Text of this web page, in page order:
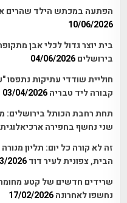
הפתעה במכתש הילד שהרים אבן
10/06/2026
בית יוצר גדול לכלי אבן
בירושלים 04/06/2026
חוליית שודדי עתיקות
קבורה ליד טבריה 03/04/2026
תחת רחבת הכותל בירושלים:
שני נחשף בחפירה ארכיאלוגית
זה לא קורה כל יום: תליון
הבית, צפונית לעיר דוד 2026
שרידים חדשים של קטע
נחשפו לאחרונה 17/02/2026